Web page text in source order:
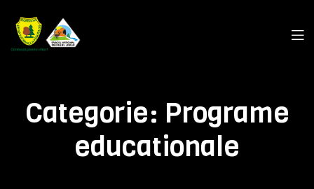
Categorie: Programe
educationale